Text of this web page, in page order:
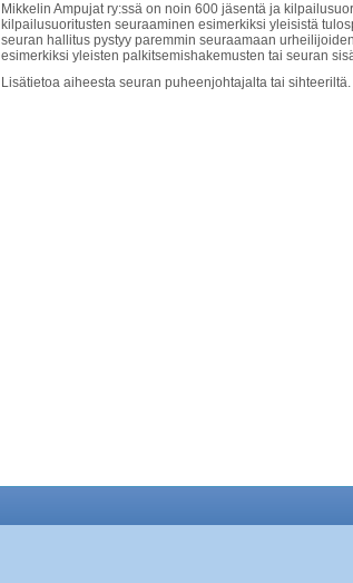
Mikkelin Ampujat ry:ssä on noin 600 jäsentä ja
kilpailusuoritusten seuraaminen esimerkiksi yleisistä
seuran hallitus pystyy paremmin seuraamaan
esimerkiksi yleisten palkitsemishakemusten tai seuran
Lisätietoa aiheesta seuran puheenjohtajalta tai sihteeriltä.